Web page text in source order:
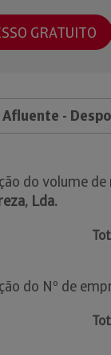
GRATUITO
Afluente -
do volume de
Lda.
do Nº de